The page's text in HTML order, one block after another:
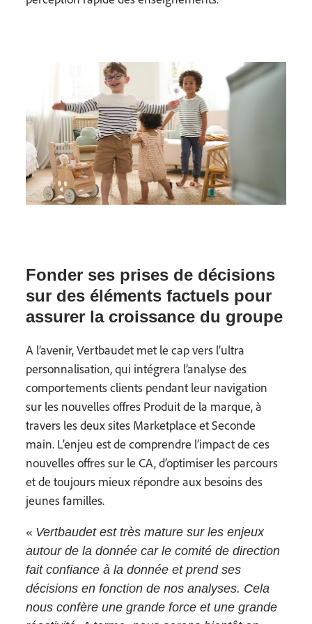
Fonder ses prises de décisions
sur des éléments factuels pour
assurer la croissance du groupe
A l’avenir, Vertbaudet met le cap vers l’ultra
personnalisation, qui intégrera l’analyse des
comportements clients pendant leur navigation
sur les nouvelles offres Produit de la marque, à
travers les deux sites Marketplace et Seconde
main. L’enjeu est de comprendre l’impact de ces
nouvelles offres sur le CA, d’optimiser les parcours
et de toujours mieux répondre aux besoins des
jeunes familles.
« Vertbaudet est très mature sur les enjeux
autour de la donnée car le comité de direction
fait confiance à la donnée et prend ses
décisions en fonction de nos analyses. Cela
nous confère une grande force et une grande